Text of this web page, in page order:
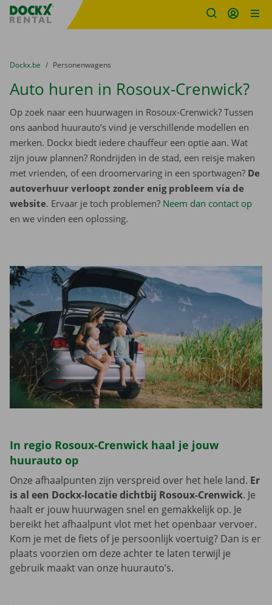
Fratello DEMO
U bevindt zich hier:
van
Dockx.be naar
Personenwagens
Auto huren in Rosoux-Crenwick?
Op zoek naar een huurwagen in Rosoux-Crenwick? Tussen
ons aanbod huurauto’s vind je verschillende modellen en
merken. Dockx biedt iedere chauffeur een optie aan. Wat
zijn jouw plannen? Rondrijden in de stad, een reisje maken
met vrienden, of een droomervaring in een sportwagen? De
autoverhuur verloopt zonder enig probleem via de
website. Ervaar je toch problemen? Neem dan contact op
en we vinden een oplossing.
In regio Rosoux-Crenwick haal je jouw
huurauto op
Onze afhaalpunten zijn verspreid over het hele land. Er
is al een Dockx-locatie dichtbij Rosoux-Crenwick. Je
haalt er jouw huurwagen snel en gemakkelijk op. Je
bereikt het afhaalpunt vlot met het openbaar vervoer.
Kom je met de fiets of je persoonlijk voertuig? Dan is er
plaats voorzien om deze achter te laten terwijl je
gebruik maakt van onze huurauto’s.